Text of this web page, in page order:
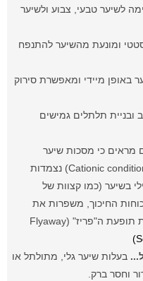
לשיער טבעי, צבוע ולשיער
ומונעת מהשיער להתנפח
באופן מיידי ומאפשרת סירוק
ובניית תלתלים גמישים
מראים כי מסכות שיער
המכילות חומרים קטיוניים (Cationic conditioners) נצמדות
בשיער (כמו קצוות של
החיכוך, משפרות את
הסירוק הרטוב והיבש ומונעות את תופעת ה"פריז" (Flyaway
בעלות שיער גלי, מתולתל או
וחסר ברק.